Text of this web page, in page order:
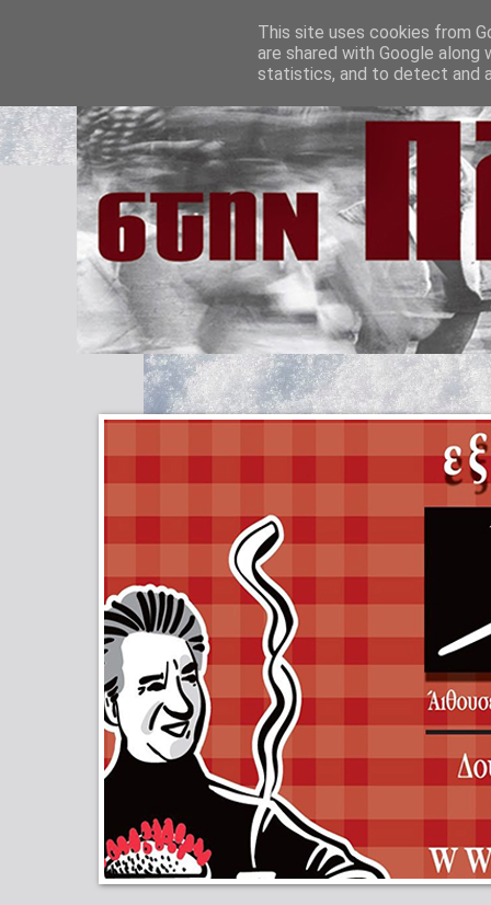
This site uses cookies from
are shared with Google
statistics, and to detect and